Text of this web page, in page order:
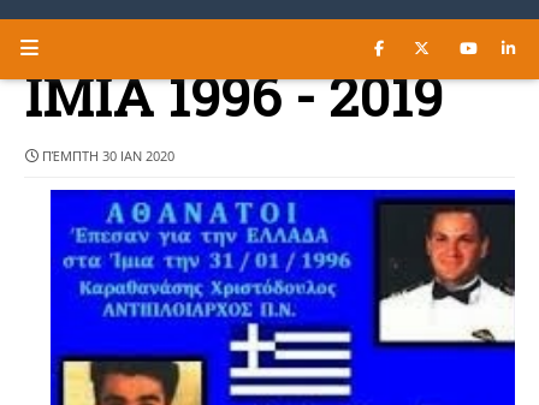
ΙΜΙΑ 1996 - 2019
ΠΈΜΠΤΗ 30 ΙΑΝ 2020